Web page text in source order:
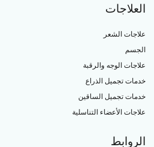
العلاجات
علاجات الشعر
الجسم
علاجات الوجه والرقبة
خدمات تجميل الذراع
خدمات تجميل الساقين
علاجات الأعضاء التناسلية
الروابط